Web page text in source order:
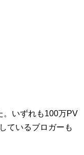
。いずれも100万PV
ているブロガーも